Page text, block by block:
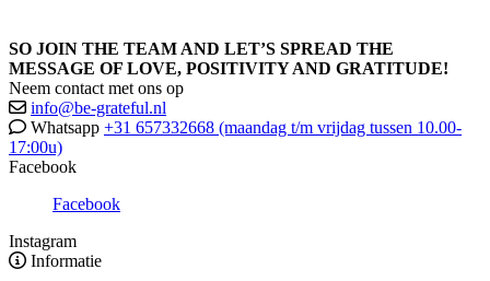
SO JOIN THE TEAM AND LET’S SPREAD THE
MESSAGE OF LOVE, POSITIVITY AND GRATITUDE!
Neem contact met ons op
info@be-grateful.nl
Whatsapp +31 657332668 (maandag t/m vrijdag tussen 10.00-
17:00u)
Facebook
Facebook
Instagram
Informatie